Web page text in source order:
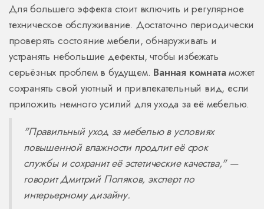
Для большего эффекта стоит включить и регулярное
техническое обслуживание. Достаточно периодически
проверять состояние мебели, обнаруживать и
устранять небольшие дефекты, чтобы избежать
серьёзных проблем в будущем. Ванная комнатаможет
сохранять свой уютный и привлекательный вид, если
приложить немного усилий для ухода за её мебелью.
"Правильный уход за мебелью в условиях
повышенной влажности продлит её срок
службы и сохранит её эстетические качества," —
говорит Дмитрий Поляков, эксперт по
интерьерному дизайну.